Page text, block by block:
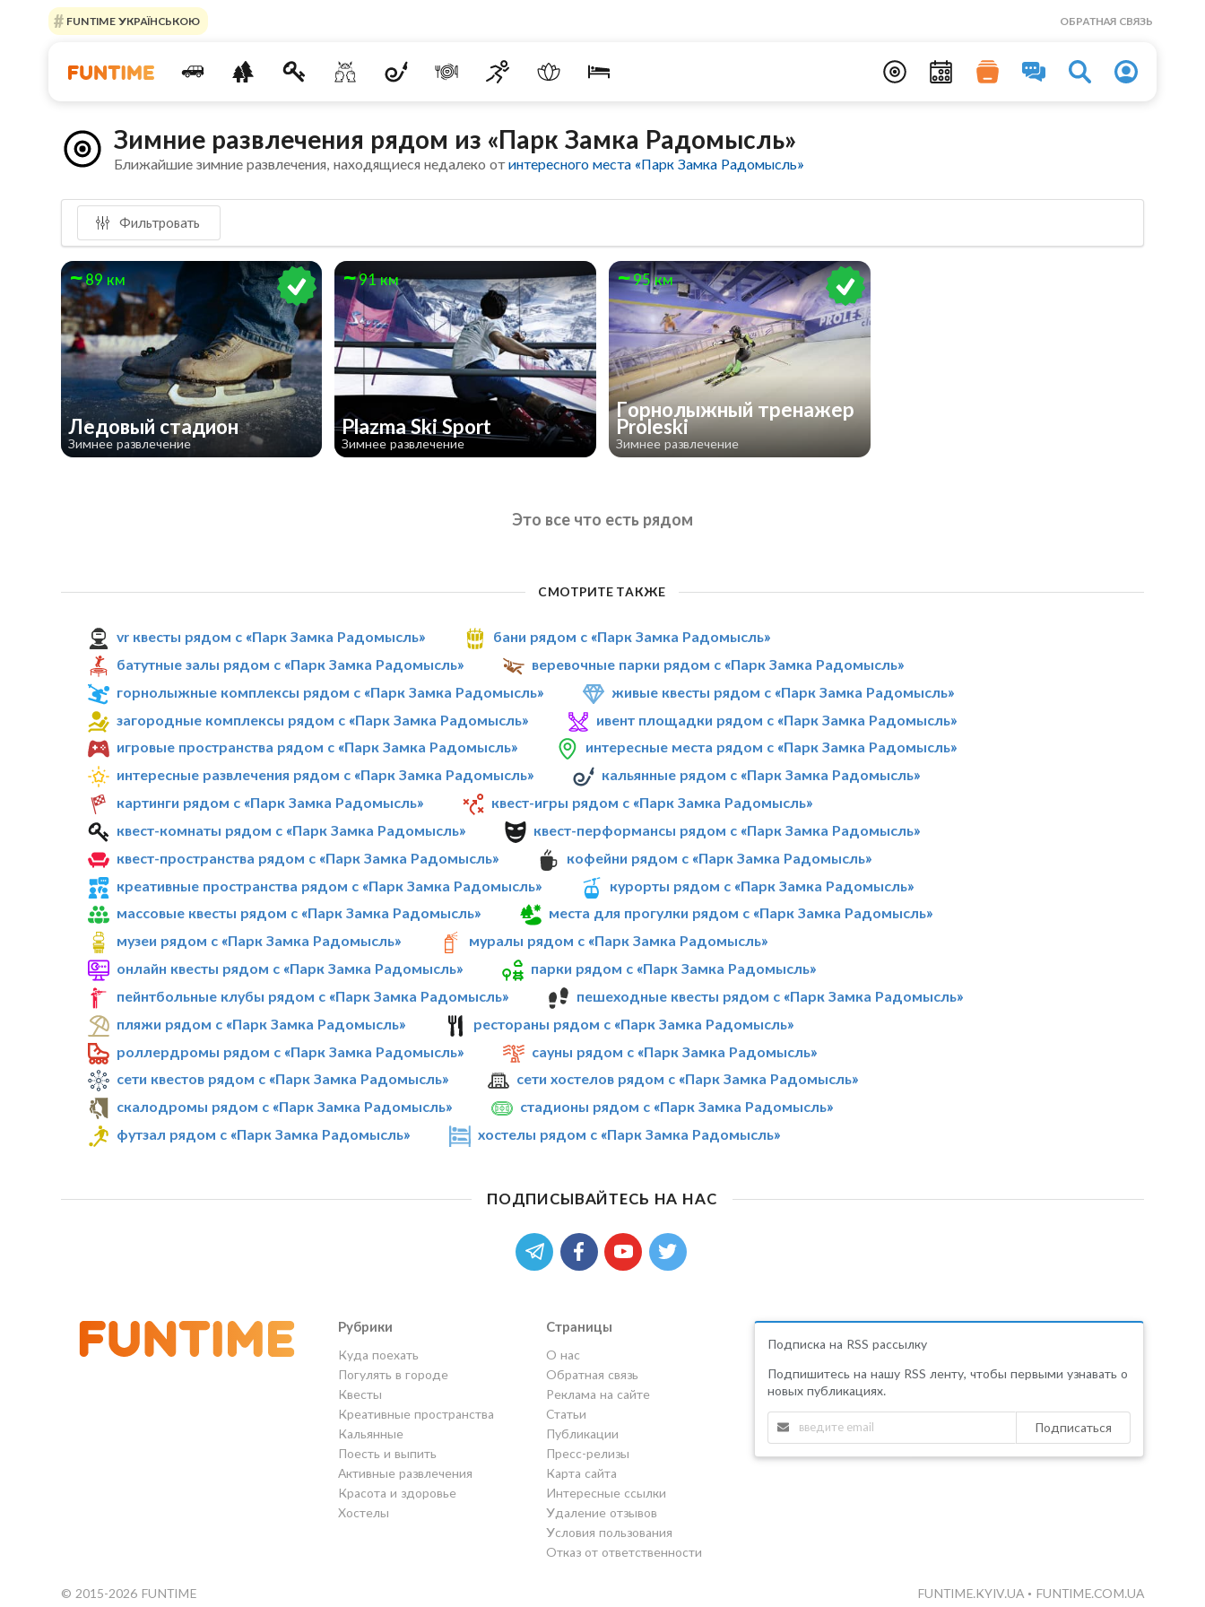
FUNTIME УКРАЇНСЬКОЮ ОБРАТНАЯ СВЯЗЬ
Зимние развлечения рядом из «Парк Замка Радомысль»
Ближайшие зимние развлечения, находящиеся недалеко отинтересного места «Парк Замка Радомысль»
Фильтровать
89 км
​Ледовый стадион
Зимнее развлечение
91 км
Plazma Ski Sport
Зимнее развлечение
95 км
Горнолыжный тренажер
Proleski
Зимнее развлечение
Это все что есть рядом
СМОТРИТЕ ТАКЖЕ
vr квесты рядом с «Парк Замка Радомысль»
бани рядом с «Парк Замка Радомысль»
батутные залы рядом с «Парк Замка Радомысль»
веревочные парки рядом с «Парк Замка Радомысль»
горнолыжные комплексы рядом с «Парк Замка Радомысль»
живые квесты рядом с «Парк Замка Радомысль»
загородные комплексы рядом с «Парк Замка Радомысль»
ивент площадки рядом с «Парк Замка Радомысль»
игровые пространства рядом с «Парк Замка Радомысль»
интересные места рядом с «Парк Замка Радомысль»
интересные развлечения рядом с «Парк Замка Радомысль»
кальянные рядом с «Парк Замка Радомысль»
картинги рядом с «Парк Замка Радомысль»
квест-игры рядом с «Парк Замка Радомысль»
квест-комнаты рядом с «Парк Замка Радомысль»
квест-перформансы рядом с «Парк Замка Радомысль»
квест-пространства рядом с «Парк Замка Радомысль»
кофейни рядом с «Парк Замка Радомысль»
креативные пространства рядом с «Парк Замка Радомысль»
курорты рядом с «Парк Замка Радомысль»
массовые квесты рядом с «Парк Замка Радомысль»
места для прогулки рядом с «Парк Замка Радомысль»
музеи рядом с «Парк Замка Радомысль»
муралы рядом с «Парк Замка Радомысль»
онлайн квесты рядом с «Парк Замка Радомысль»
парки рядом с «Парк Замка Радомысль»
пейнтбольные клубы рядом с «Парк Замка Радомысль»
пешеходные квесты рядом с «Парк Замка Радомысль»
пляжи рядом с «Парк Замка Радомысль»
рестораны рядом с «Парк Замка Радомысль»
роллердромы рядом с «Парк Замка Радомысль»
сауны рядом с «Парк Замка Радомысль»
сети квестов рядом с «Парк Замка Радомысль»
сети хостелов рядом с «Парк Замка Радомысль»
скалодромы рядом с «Парк Замка Радомысль»
стадионы рядом с «Парк Замка Радомысль»
футзал рядом с «Парк Замка Радомысль»
хостелы рядом с «Парк Замка Радомысль»
ПОДПИСЫВАЙТЕСЬ НА НАС
Рубрики
Куда поехать
Погулять в городе
Квесты
Креативные пространства
Кальянные
Поесть и выпить
Активные развлечения
Красота и здоровье
Хостелы
Страницы
О нас
Обратная связь
Реклама на сайте
Статьи
Публикации
Пресс-релизы
Карта сайта
Интересные ссылки
Удаление отзывов
Условия пользования
Отказ от ответственности
Подписка на RSS рассылку
Подпишитесь на нашу RSS ленту, чтобы первыми узнавать о
новых публикациях.
Подписаться
© 2015-2026 FUNTIME FUNTIME.KYIV.UA • FUNTIME.COM.UA